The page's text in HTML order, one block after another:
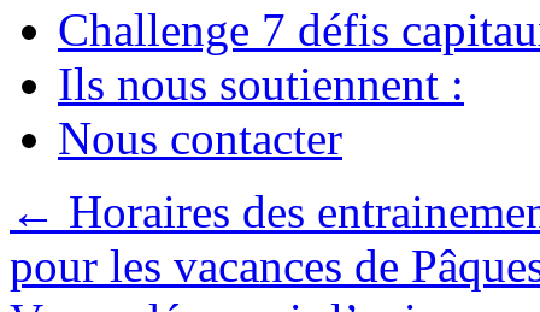
Challenge 7 défis
Ils nous soutiennent :
Nous contacter
← Horaires des
pour les vacances de